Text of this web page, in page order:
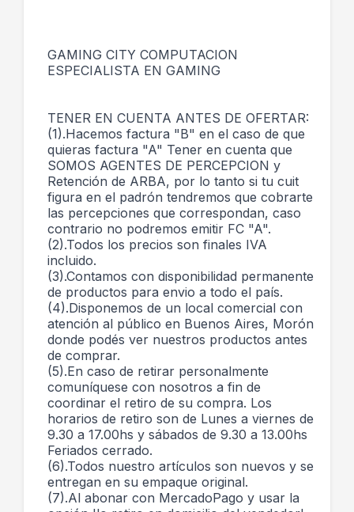
GAMING CITY COMPUTACION
ESPECIALISTA EN GAMING
TENER EN CUENTA ANTES DE OFERTAR:
(1).Hacemos factura "B" en el caso de que
quieras factura "A" Tener en cuenta que
SOMOS AGENTES DE PERCEPCION y
Retención de ARBA, por lo tanto si tu cuit
figura en el padrón tendremos que cobrarte
las percepciones que correspondan, caso
contrario no podremos emitir FC "A".
(2).Todos los precios son finales IVA
incluido.
(3).Contamos con disponibilidad permanente
de productos para envio a todo el país.
(4).Disponemos de un local comercial con
atención al público en Buenos Aires, Morón
donde podés ver nuestros productos antes
de comprar.
(5).En caso de retirar personalmente
comuníquese con nosotros a fin de
coordinar el retiro de su compra. Los
horarios de retiro son de Lunes a viernes de
9.30 a 17.00hs y sábados de 9.30 a 13.00hs
Feriados cerrado.
(6).Todos nuestro artículos son nuevos y se
entregan en su empaque original.
(7).Al abonar con MercadoPago y usar la